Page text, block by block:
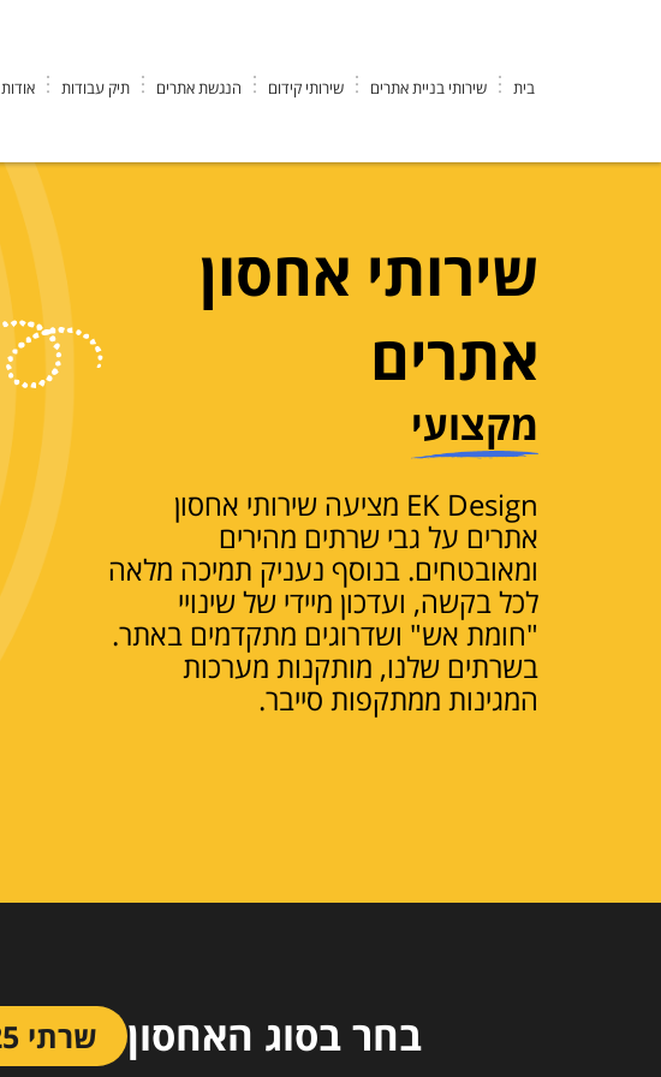
בית שירותי בניית אתרים שירותי קידום הנגשת אתרים תיק עבודות אודות
שירותי אחסון
אתרים
מקצועי
EK Design מציעה שירותי אחסון
אתרים על גבי שרתים מהירים
ומאובטחים. בנוסף נעניק תמיכה מלאה
לכל בקשה, ועדכון מיידי של שינויי
"חומת אש" ושדרוגים מתקדמים באתר.
בשרתים שלנו, מותקנות מערכות
המגינות ממתקפות סייבר.
בחר בסוג האחסון שרתי Windows Server 2025